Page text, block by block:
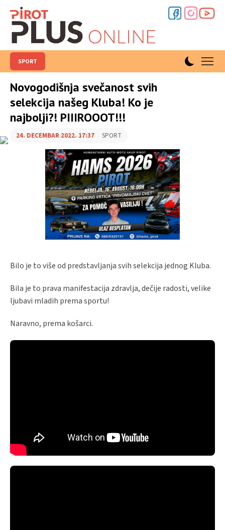
SPORT
Novogodišnja svečanost svih
selekcija našeg Kluba! Ko je
najbolji?! PIIIROOOT!!!
24. DECEMBAR 2022. 17:37 SPORT
Bilo je to više od predstavljanja svih selekcija jednog Kluba.
Bila je to prava manifestacija zdravlja, dečije radosti, velike
ljubavi mladih prema sportu!
Naravno, prema košarci.